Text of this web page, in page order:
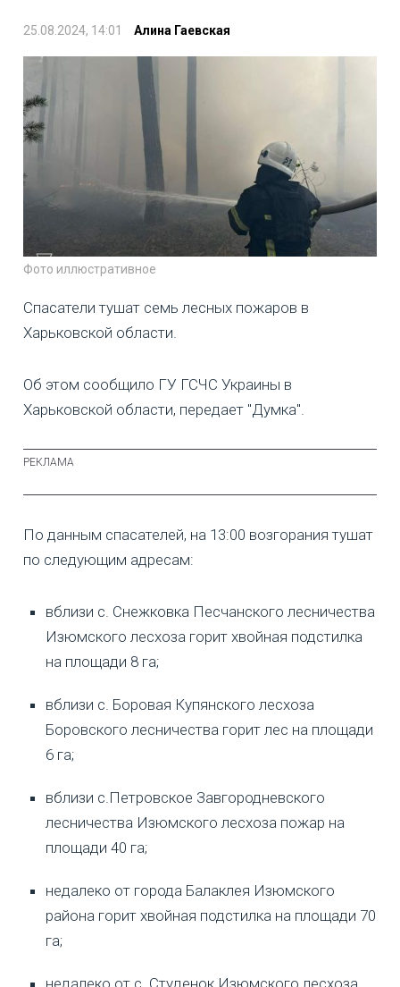
25.08.2024, 14:01 Алина Гаевская
Фото иллюстративное
Спасатели тушат семь лесных пожаров в
Харьковской области.
Об этом сообщило ГУ ГСЧС Украины в
Харьковской области, передает "Думка".
По данным спасателей, на 13:00 возгорания тушат
по следующим адресам:
вблизи с. Снежковка Песчанского лесничества
Изюмского лесхоза горит хвойная подстилка
на площади 8 га;
вблизи с. Боровая Купянского лесхоза
Боровского лесничества горит лес на площади
6 га;
вблизи с.Петровское Завгородневского
лесничества Изюмского лесхоза пожар на
площади 40 га;
недалеко от города Балаклея Изюмского
района горит хвойная подстилка на площади 70
га;